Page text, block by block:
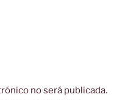
no será publicada.